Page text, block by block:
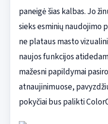
paneigė šias kalbas. Jo
sieks esminių
ne plataus masto
naujos funkcijos
mažesni papildymai
atnaujinimuose,
pokyčiai bus palikti